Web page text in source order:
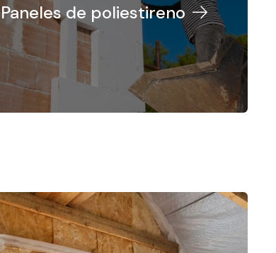
Paneles de poliestireno